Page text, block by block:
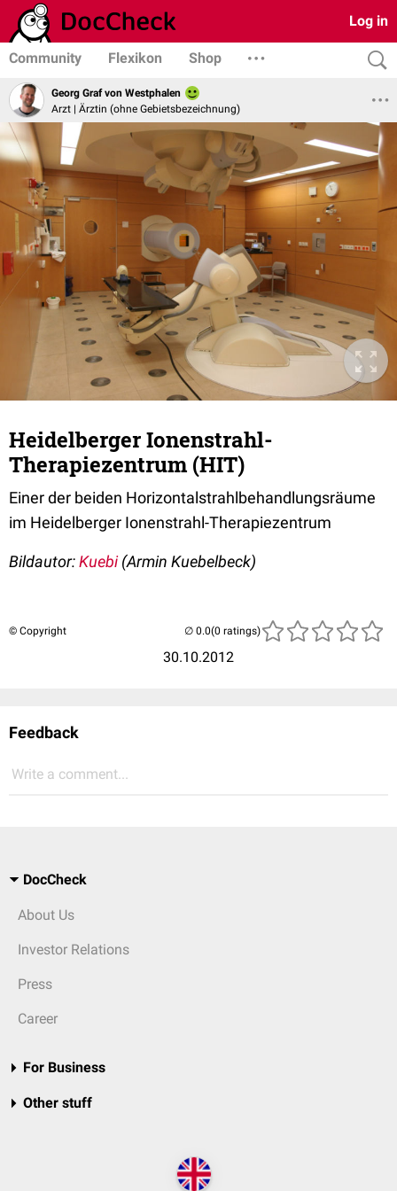
Log in
Community Flexikon Shop
Georg Graf von Westphalen
Arzt | Ärztin (ohne Gebietsbezeichnung)
Heidelberger Ionenstrahl-
Therapiezentrum (HIT)
Einer der beiden Horizontalstrahlbehandlungsräume
im Heidelberger Ionenstrahl-Therapiezentrum
Bildautor:Kuebi(Armin Kuebelbeck)
© Copyright
30.10.2012
(0 ratings)
Feedback
Write a comment...
DocCheck
About Us
Investor Relations
Press
Career
For Business
Other stuff